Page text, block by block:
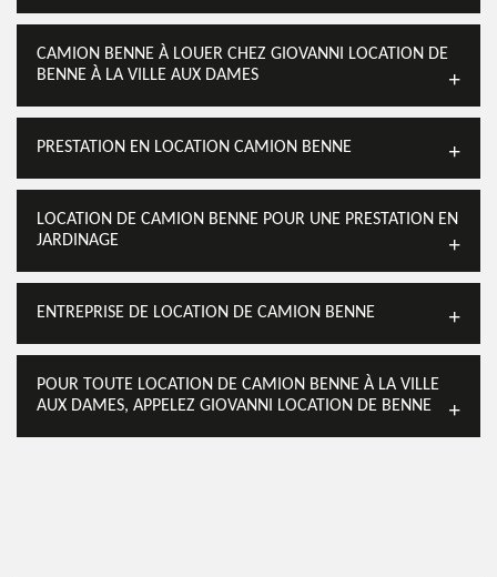
CAMION BENNE À LOUER CHEZ GIOVANNI LOCATION DE
BENNE À LA VILLE AUX DAMES
PRESTATION EN LOCATION CAMION BENNE
LOCATION DE CAMION BENNE POUR UNE PRESTATION EN
JARDINAGE
ENTREPRISE DE LOCATION DE CAMION BENNE
POUR TOUTE LOCATION DE CAMION BENNE À LA VILLE
AUX DAMES, APPELEZ GIOVANNI LOCATION DE BENNE